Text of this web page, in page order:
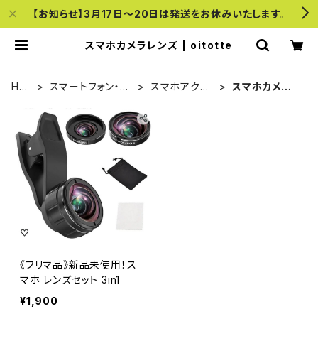
【お知らせ】3月17日〜20日は発送をお休みいたします。
スマホカメラレンズ | oitotte
HO
スマートフォン・携
スマホアクセ
スマホカメラレ
《フリマ品》新品未使用！ス
マホ レンズセット 3in1
¥1,900